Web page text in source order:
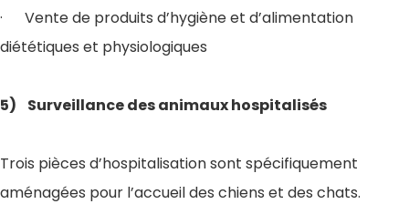
· Vente de produits d’hygiène et d’alimentation
diététiques et physiologiques
5) Surveillance des animaux hospitalisés
Trois pièces d’hospitalisation sont spécifiquement
aménagées pour l’accueil des chiens et des chats.